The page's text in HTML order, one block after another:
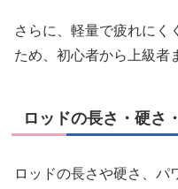
さらに、軽量で疲れにく
ため、初心者から上級者
ロッドの長さ・硬さ
ロッドの長さや硬さ、パ